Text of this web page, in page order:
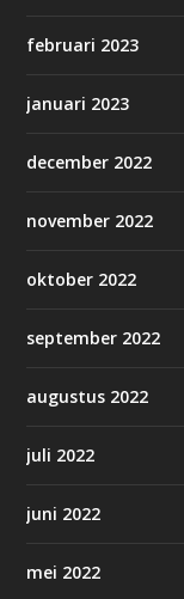
februari 2023
januari 2023
december 2022
november 2022
oktober 2022
september 2022
augustus 2022
juli 2022
juni 2022
mei 2022